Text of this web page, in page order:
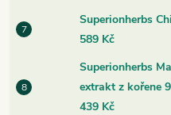
Superionherbs
589 Kč
Superionherbs
extrakt z kořene
439 Kč